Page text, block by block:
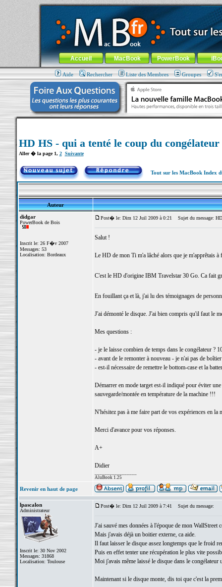
MacBook-fr.com : 100% Apple... 100% nomade !
Aller au contenu-Aller au menu général-Aller au menu de
Menu général
Accueil MacBook PowerBook
Aide Rechercher Liste des Membres Groupes
HD HS - qui a tenté le coup du congélateur
Aller � la page 1, 2 Suivante
Tout sur les MacBook Index
Auteur
didgar
PowerBook de Bois
Inscrit le: 26 F�v 2007
Messages: 53
Localisation: Bordeaux
Post� le: Dim 12 Juil 2009 à 0:21 Sujet du message:
Salut !
Le HD de mon Ti m'a lâché alors que je m'apprêtais
C'est le HD d'origine IBM Travelstar 30 Go. Ca fait
En fouillant ça et là, j'ai lu des témoignages de
J'ai démonté le disque. J'ai bien compris qu'il faut le
Mes questions :
- je le laisse combien de temps dans le congélateur ?
- avant de le remonter à nouveau - je n'ai pas de
- est-il nécessaire de remettre le bottom-case et la
Démarrer en mode target est-il indiqué pour éviter
sauvegarde/montée en température de la machine !!!
N'hésitez pas à me faire part de vos expériences en la
Merci d'avance pour vos réponses.
A+
Didier
AluBook 1.25
Revenir en haut de page
lpascalon
Administrateur
Inscrit le: 30 Nov 2002
Messages: 31868
Localisation: Toulouse
Post� le: Dim 12 Juil 2009 à 7:41 Sujet du message:
J'ai sauvé mes données à l'époque de mon WallStreet
Mais j'avais déjà un boitier externe, ca aide.
Il faut laisser le disque assez longtemps que le froid
Puis en effet tenter une récupération le plus vite
Moi j'avais même laissé le disque dans le congélateur
Maintenant si le disque monte, dis toi que c'est la